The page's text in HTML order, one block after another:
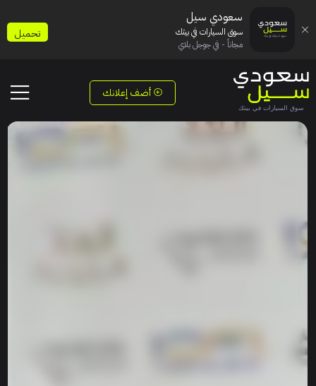
أضف إعلانك
سعودي سيل
سوق السيارات في بيتك
مجاناً - في جوجل بلاي
تحميل